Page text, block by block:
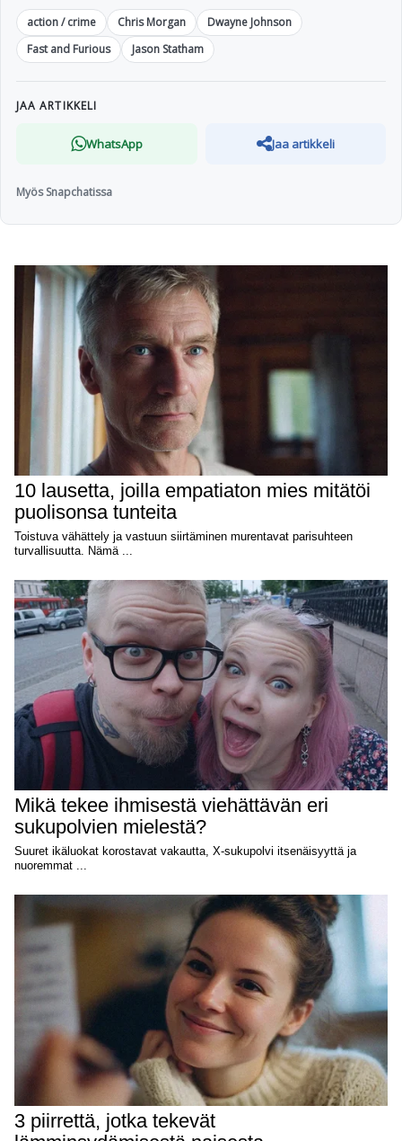
action / crime
Chris Morgan
Dwayne Johnson
Fast and Furious
Jason Statham
JAA ARTIKKELI
WhatsApp Jaa artikkeli
Myös Snapchatissa